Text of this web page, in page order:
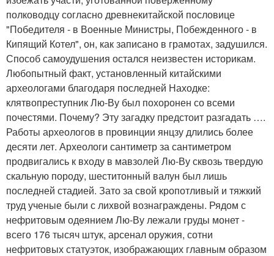
полководцу согласно древнекитайской пословице
"Победителя - в Военные Министры, Побежденного - в
Кипящий Котел", он, как записано в грамотах, задушился.
Способ самоудушения остался неизвестен историкам.
Любопытный факт, установленный китайскими
археологами благодаря последней Находке:
клятвопреступник Лю-Ву был похоронен со всеми
почестями. Почему? Эту загадку предстоит разгадать ….
Работы археологов в провинции янцзу длились более
десяти лет. Археологи сантиметр за сантиметром
продвигались к входу в мавзолей Лю-Ву сквозь твердую
скальную породу, шеститонный валун был лишь
последней стадией. Зато за свой кропотливый и тяжкий
труд ученые были с лихвой вознаграждены. Рядом с
нефритовым одеянием Лю-Ву лежали груды монет -
всего 176 тысяч штук, арсенал оружия, сотни
нефритовых статуэток, изображающих главным образом